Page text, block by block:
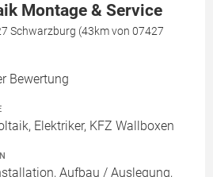
Montage & Service
Schwarzburg (43km von 07427
Bewertung
Elektriker, KFZ Wallboxen
Aufbau / Auslegung,